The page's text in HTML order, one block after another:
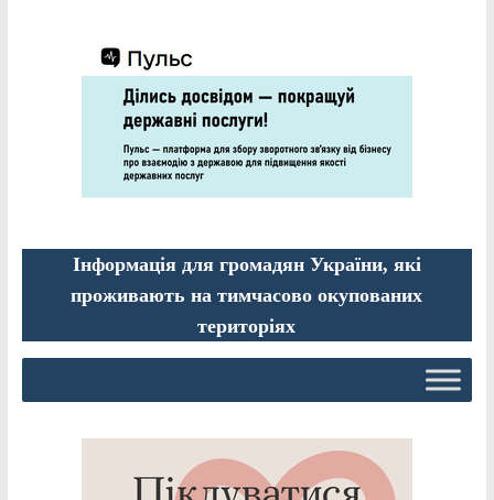
Інформація для громадян України, які
проживають на тимчасово окупованих
територіях